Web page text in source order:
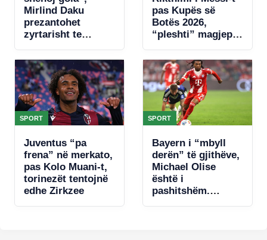
Mirlind Daku
prezantohet
zyrtarisht te
pas Kupës së
Botës 2026,
“pleshti” magjeps
dopietë
SPORT
Juventus “pa
frena” në merkato,
pas Kolo Muani-t,
torinezët tentojnë
edhe Zirkzee
SPORT
Bayern i “mbyll
derën” të gjithëve,
Michael Olise
është i
pashitshëm.